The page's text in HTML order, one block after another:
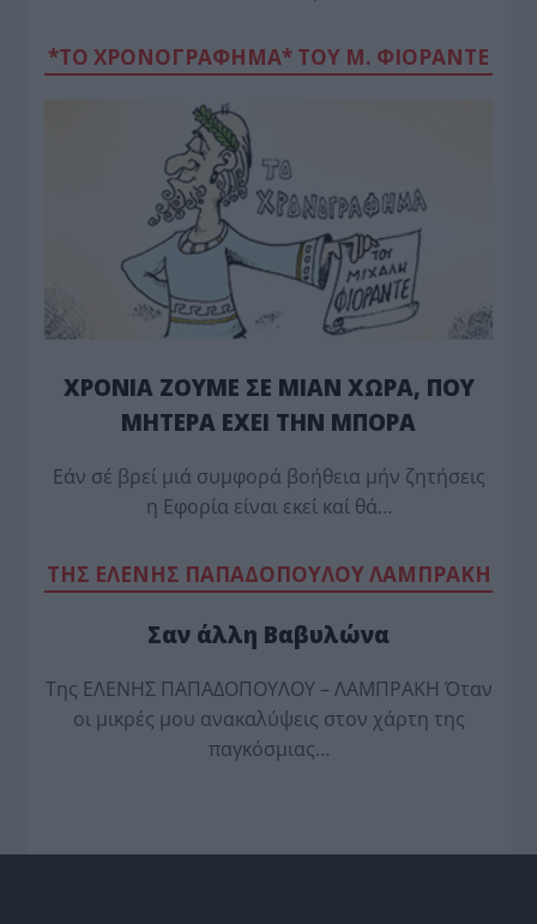
*ΤΟ ΧΡΟΝΟΓΡΑΦΗΜΑ* ΤΟΥ Μ. ΦΙΟΡΆΝΤΕ
ΧΡΟΝΙΑ ΖΟΥΜΕ ΣΕ ΜΙΑΝ ΧΩΡΑ, ΠΟΥ
ΜΗΤΕΡΑ ΕΧΕΙ ΤΗΝ ΜΠΟΡΑ
Εάν σέ βρεί μιά συμφορά βοήθεια μήν ζητήσεις
η Εφορία είναι εκεί καί θά…
TΗΣ ΕΛΕΝΗΣ ΠΑΠΑΔΟΠΟΥΛΟΥ ΛΑΜΠΡΑΚΗ
Σαν άλλη Βαβυλώνα
Της ΕΛΕΝΗΣ ΠΑΠΑΔΟΠΟΥΛΟΥ – ΛΑΜΠΡΑΚΗ Όταν
οι μικρές μου ανακαλύψεις στον χάρτη της
παγκόσμιας…